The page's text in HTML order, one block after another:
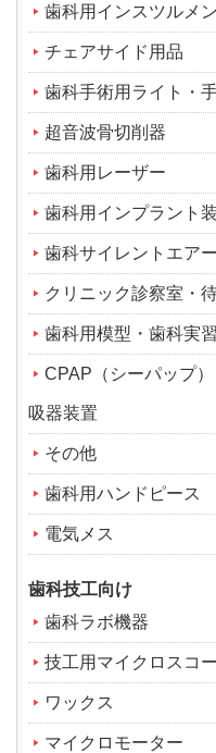
歯科用インスツルメ
チェアサイド用品
歯科手術用ライト・
超音波骨切削器
歯科用レーザー
歯科用インプラント
歯科サイレントエア
クリニック診察室・
歯科用模型・歯科実
CPAP（シーパップ
吸器装置
その他
歯科用ハンドピース
電気メス
歯科技工向け
歯科ラボ機器
技工用マイクロスコ
ワックス
マイクロモーター